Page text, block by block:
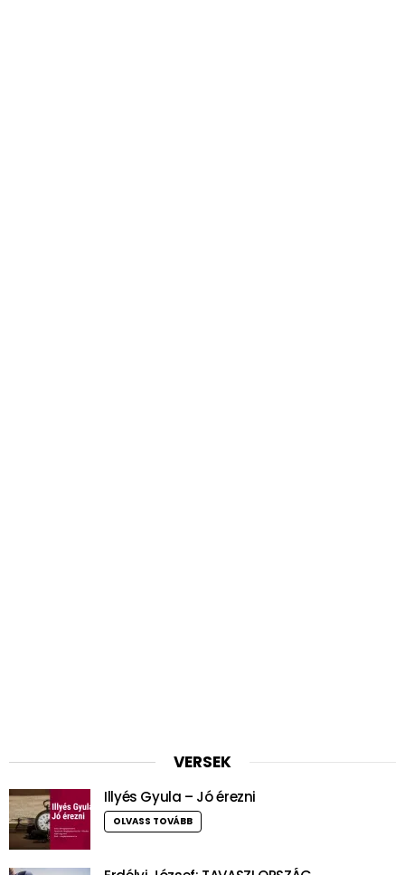
VERSEK
Illyés Gyula – Jó érezni
OLVASS TOVÁBB